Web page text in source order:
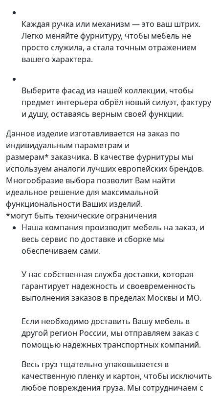
Каждая ручка или механизм — это ваш штрих.
Легко меняйте фурнитуру, чтобы мебель не
просто служила, а стала точным отражением
вашего характера.
Выберите фасад из нашей коллекции, чтобы
предмет интерьера обрёл новый силуэт, фактуру
и душу, оставаясь верным своей функции.
Данное изделие изготавливается на заказ по
индивидуальным параметрам и
размерам* заказчика. В качестве фурнитуры мы
используем аналоги лучших европейских брендов.
Многообразие выбора позволит Вам найти
идеальное решение для максимальной
функциональности Ваших изделий.
*могут быть технические ограничения
Наша компания производит мебель на заказ, и
весь сервис по доставке и сборке мы
обеспечиваем сами.
У нас собственная служба доставки, которая
гарантирует надежность и своевременность
выполнения заказов в пределах Москвы и МО.
Если необходимо доставить Вашу мебель в
другой регион России, мы отправляем заказ с
помощью надежных транспортных компаний.
Весь груз тщательно упаковывается в
качественную пленку и картон, чтобы исключить
любое повреждения груза. Мы сотрудничаем с